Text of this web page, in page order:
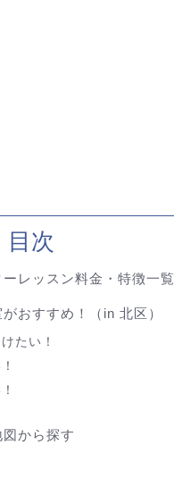
目次
レッスン料金・特徴一覧
がおすすめ！（in 北区）
たい！
から探す